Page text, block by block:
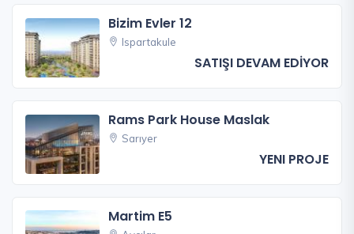
Bizim Evler 12
Ispartakule
SATIŞI DEVAM EDİYOR
Rams Park House Maslak
Sarıyer
YENI PROJE
Martim E5